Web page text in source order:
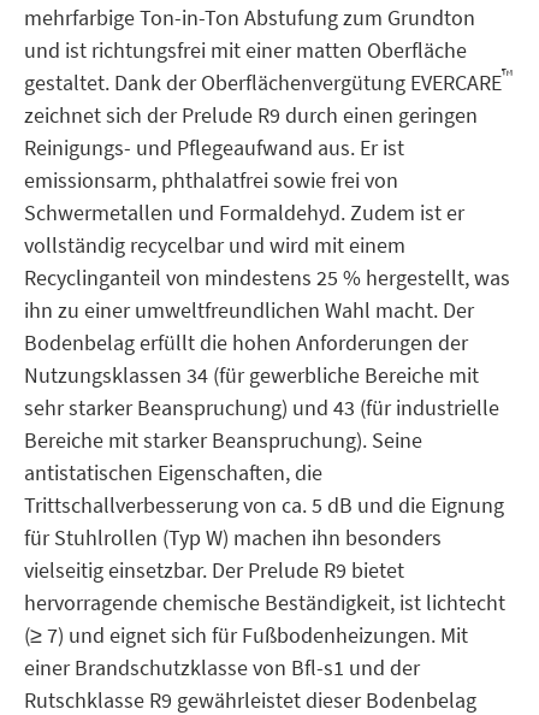
mehrfarbige Ton-in-Ton Abstufung zum Grundton
und ist richtungsfrei mit einer matten Oberfläche
gestaltet. Dank der Oberflächenvergütung EVERCARE™
zeichnet sich der Prelude R9 durch einen geringen
Reinigungs- und Pflegeaufwand aus. Er ist
emissionsarm, phthalatfrei sowie frei von
Schwermetallen und Formaldehyd. Zudem ist er
vollständig recycelbar und wird mit einem
Recyclinganteil von mindestens 25 % hergestellt, was
ihn zu einer umweltfreundlichen Wahl macht. Der
Bodenbelag erfüllt die hohen Anforderungen der
Nutzungsklassen 34 (für gewerbliche Bereiche mit
sehr starker Beanspruchung) und 43 (für industrielle
Bereiche mit starker Beanspruchung). Seine
antistatischen Eigenschaften, die
Trittschallverbesserung von ca. 5 dB und die Eignung
für Stuhlrollen (Typ W) machen ihn besonders
vielseitig einsetzbar. Der Prelude R9 bietet
hervorragende chemische Beständigkeit, ist lichtecht
(≥ 7) und eignet sich für Fußbodenheizungen. Mit
einer Brandschutzklasse von Bfl-s1 und der
Rutschklasse R9 gewährleistet dieser Bodenbelag